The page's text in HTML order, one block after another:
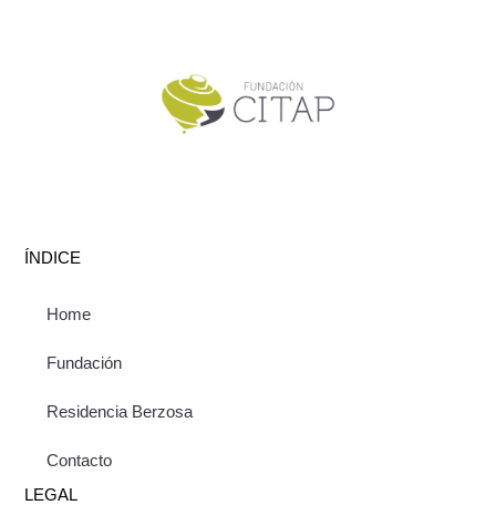
ÍNDICE
Home
Fundación
Residencia Berzosa
Contacto
LEGAL